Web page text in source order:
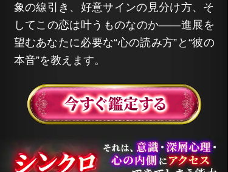
象の線引き、好意サインの見分け方、そ
してこの恋は叶うものなのか――進展を
望むあなたに必要な“心の読み方”と“彼の
本音”を教えます。